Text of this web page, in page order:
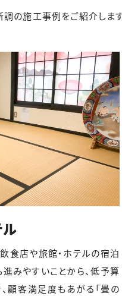
の施工事例をご紹介します
食店や旅館・ホテルの宿泊
みやすいことから、低予算
顧客満足度もあがる「畳の